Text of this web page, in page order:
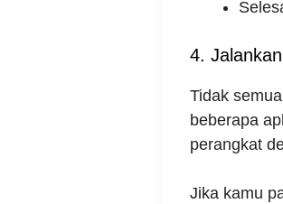
4.
Tidak semua
beberapa
perangkat
Jika kamu